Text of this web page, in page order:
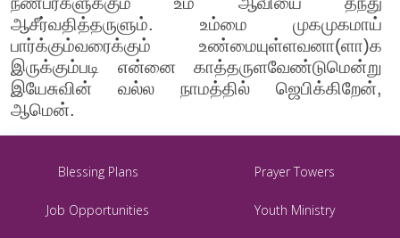
ஆசீர்வதித்தருளும். உம்மை முகமுகமாய்
பார்க்கும்வரைக்கும் உண்மையுள்ளவனா(ளா)க
இருக்கும்படி என்னை காத்தருளவேண்டுமென்று
இயேசுவின் வல்ல நாமத்தில் ஜெபிக்கிறேன்,
ஆமென்.
Blessing Plans Prayer Towers
Job Opportunities Youth Ministry